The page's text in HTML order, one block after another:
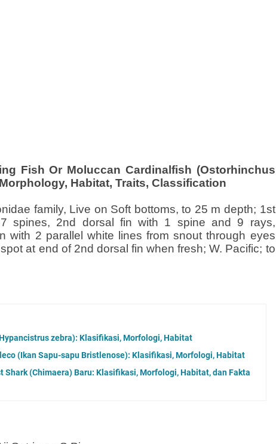
Fish Or Moluccan Cardinalfish (Ostorhinchus
Habitat, Traits, Classification
family, Live on Soft bottoms, to 25 m depth; 1st
spines, 2nd dorsal fin with 1 spine and 9 rays,
with 2 parallel white lines from snout through eyes
at end of 2nd dorsal fin when fresh; W. Pacific; to
zebra): Klasifikasi, Morfologi, Habitat
(Ikan Sapu-sapu Bristlenose): Klasifikasi, Morfologi, Habitat
Shark (Chimaera) Baru: Klasifikasi, Morfologi, Habitat, dan Fakta